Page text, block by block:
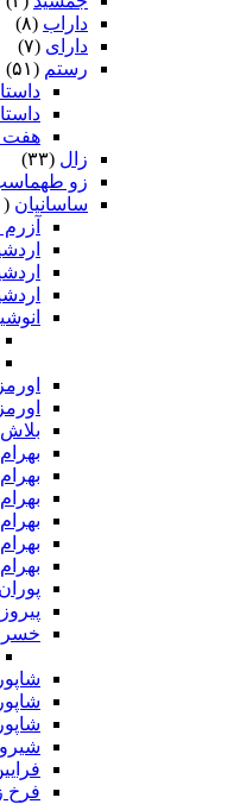
داراب (۸)
دارای (۷)
رستم (۵۱)
هفت
زال (۳۳)
زو
ساسانیان (۳۴۰)
بلاش
بهرام
پیروز
شاپور
فرخ